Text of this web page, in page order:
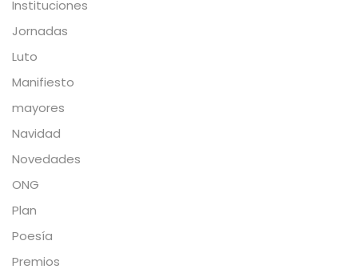
Instituciones
Jornadas
Luto
Manifiesto
mayores
Navidad
Novedades
ONG
Plan
Poesía
Premios